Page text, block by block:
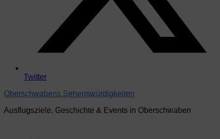
Twitter
Oberschwabens Sehenswürdigkeiten
Ausflugsziele, Geschichte & Events in Oberschwaben